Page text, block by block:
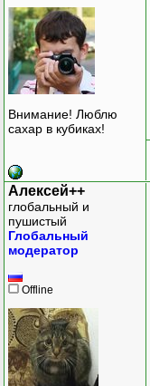
Внимание! Люблю
сахар в кубиках!
Алексей++
глобальный и
пушистый
Глобальный
модератор
Offline